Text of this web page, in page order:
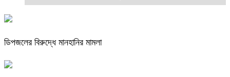
ডিপজলের বিরুদ্ধে মানহানির মামলা